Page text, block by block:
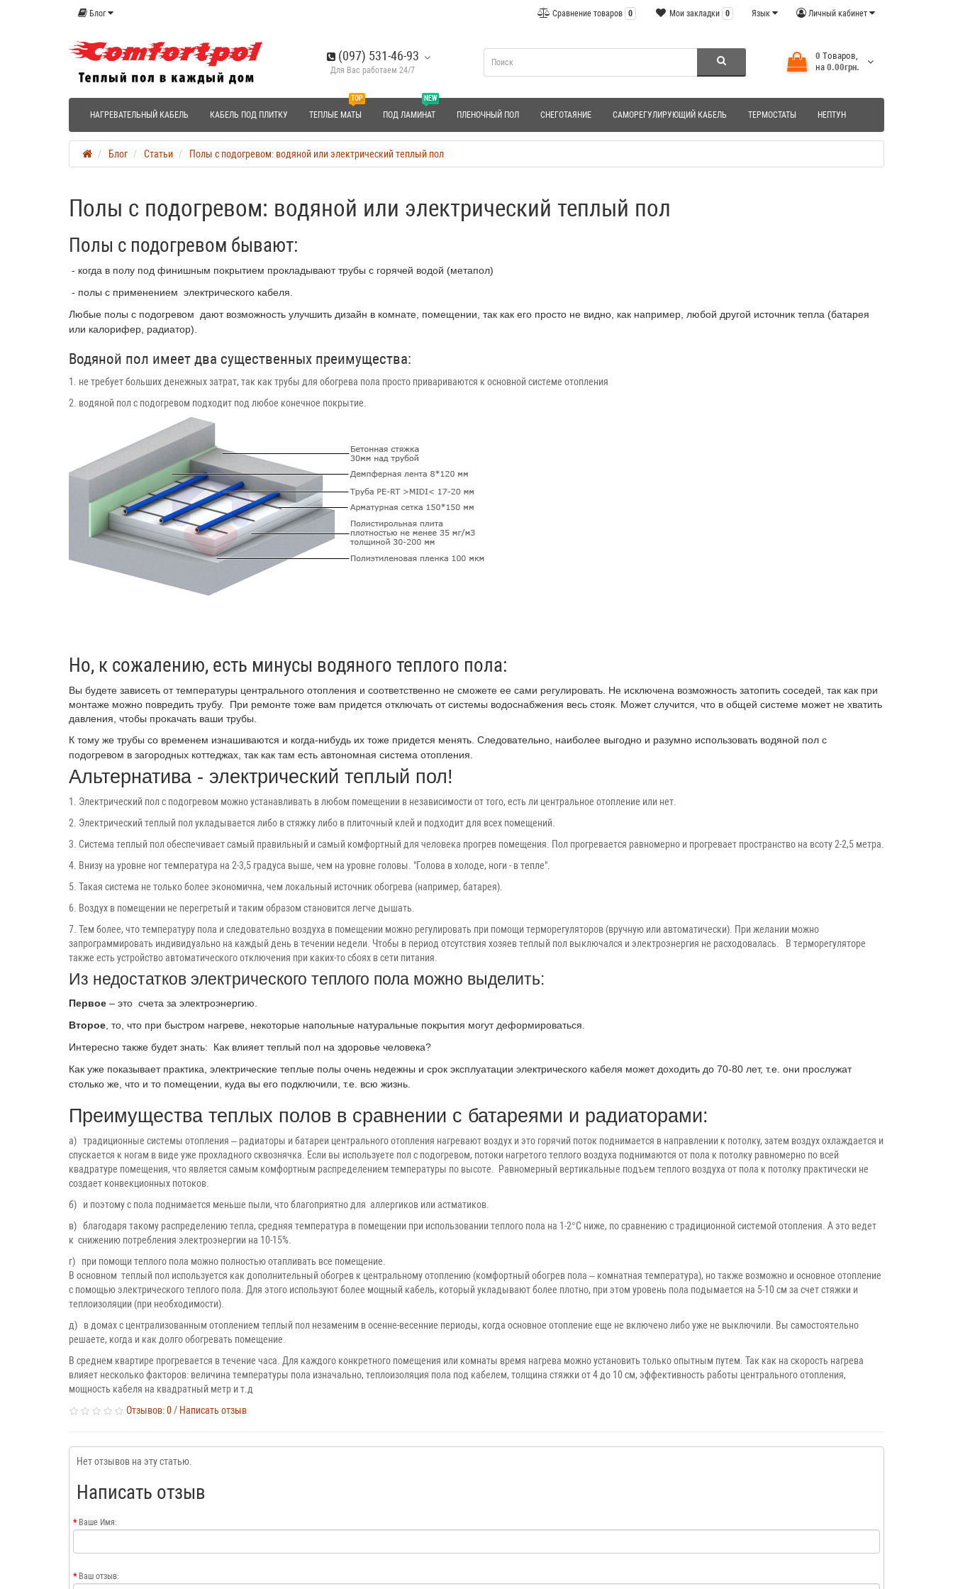
Блог Личный кабинет
Язык
Мои закладки 0
Сравнение товаров 0
(097) 531-46-93
Для Вас работаем 24/7
0 Tоваров,
на 0.00грн.
НАГРЕВАТЕЛЬНЫЙ КАБЕЛЬ КАБЕЛЬ ПОД ПЛИТКУ
TOP
ТЕПЛЫЕ МАТЫ
NEW
ПОД ЛАМИНАТ ПЛЕНОЧНЫЙ ПОЛ СНЕГОТАЯНИЕ САМОРЕГУЛИРУЮЩИЙ КАБЕЛЬ ТЕРМОСТАТЫ НЕПТУН
Блог Статьи Полы с подогревом: водяной или электрический теплый пол
Полы с подогревом: водяной или электрический теплый пол
Полы с подогревом бывают:
- когда в полу под финишным покрытием прокладывают трубы с горячей водой (метапол)
- полы с применением электрического кабеля.
Любые полы с подогревом дают возможность улучшить дизайн в комнате, помещении, так как его просто не видно, как например, любой другой источник тепла (батарея
или калорифер, радиатор).
Водяной пол имеет два существенных преимущества:
1. не требует больших денежных затрат, так как трубы для обогрева пола просто привариваются к основной системе отопления
2. водяной пол с подогревом подходит под любое конечное покрытие.
Но, к сожалению, есть минусы водяного теплого пола:
Вы будете зависеть от температуры центрального отопления и соответственно не сможете ее сами регулировать. Не исключена возможность затопить соседей, так как при
монтаже можно повредить трубу. При ремонте тоже вам придется отключать от системы водоснабжения весь стояк. Может случится, что в общей системе может не хватить
давления, чтобы прокачать ваши трубы.
К тому же трубы со временем изнашиваются и когда-нибудь их тоже придется менять. Следовательно, наиболее выгодно и разумно использовать водяной пол с
подогревом в загородных коттеджах, так как там есть автономная система отопления.
Альтернатива - электрический теплый пол!
1. Электрический пол с подогревом можно устанавливать в любом помещении в независимости от того, есть ли центральное отопление или нет.
2. Электрический теплый пол укладывается либо в стяжку либо в плиточный клей и подходит для всех помещений.
3. Система теплый пол обеспечивает самый правильный и самый комфортный для человека прогрев помещения. Пол прогревается равномерно и прогревает пространство на всоту 2-2,5 метра.
4. Внизу на уровне ног температура на 2-3,5 градуса выше, чем на уровне головы. "Голова в холоде, ноги - в тепле".
5. Такая система не только более экономична, чем локальный источник обогрева (например, батарея).
6. Воздух в помещении не перегретый и таким образом становится легче дышать.
7. Тем более, что температуру пола и следовательно воздуха в помещении можно регулировать при помощи терморегуляторов (вручную или автоматически). При желании можно
запрограммировать индивидуально на каждый день в течении недели. Чтобы в период отсутствия хозяев теплый пол выключался и электроэнергия не расходовалась. В терморегуляторе
также есть устройство автоматического отключения при каких-то сбоях в сети питания.
Из недостатков электрического теплого пола можно выделить:
Первое – это счета за электроэнергию.
Второе, то, что при быстром нагреве, некоторые напольные натуральные покрытия могут деформироваться.
Интересно также будет знать: Как влияет теплый пол на здоровье человека?
Как уже показывает практика, электрические теплые полы очень недежны и срок эксплуатации электрического кабеля может доходить до 70-80 лет, т.е. они прослужат
столько же, что и то помещении, куда вы его подключили, т.е. всю жизнь.
Преимущества теплых полов в сравнении с батареями и радиаторами:
а) традиционные системы отопления – радиаторы и батареи центрального отопления нагревают воздух и это горячий поток поднимается в направлении к потолку, затем воздух охлаждается и
спускается к ногам в виде уже прохладного сквознячка. Если вы используете пол с подогревом, потоки нагретого теплого воздуха поднимаются от пола к потолку равномерно по всей
квадратуре помещения, что является самым комфортным распределением температуры по высоте. Равномерный вертикальные подъем теплого воздуха от пола к потолку практически не
создает конвекционных потоков.
б) и поэтому с пола поднимается меньше пыли, что благоприятно для аллергиков или астматиков.
в) благодаря такому распределению тепла, средняя температура в помещении при использовании теплого пола на 1-2°С ниже, по сравнению с традиционной системой отопления. А это ведет
к снижению потребления электроэнергии на 10-15%.
г) при помощи теплого пола можно полностью отапливать все помещение.
В основном теплый пол используется как дополнительный обогрев к центральному отоплению (комфортный обогрев пола – комнатная температура), но также возможно и основное отопление
с помощью электрического теплого пола. Для этого используют более мощный кабель, который укладывают более плотно, при этом уровень пола подымается на 5-10 см за счет стяжки и
теплоизоляции (при необходимости).
д) в домах с централизованным отоплением теплый пол незаменим в осенне-весенние периоды, когда основное отопление еще не включено либо уже не выключили. Вы самостоятельно
решаете, когда и как долго обогревать помещение.
В среднем квартире прогревается в течение часа. Для каждого конкретного помещения или комнаты время нагрева можно установить только опытным путем. Так как на скорость нагрева
влияет несколько факторов: величина температуры пола изначально, теплоизоляция пола под кабелем, толщина стяжки от 4 до 10 см, эффективность работы центрального отопления,
мощность кабеля на квадратный метр и т.д
Отзывов: 0/ Написать отзыв
Нет отзывов на эту статью.
Написать отзыв
Ваше Имя:
Ваш отзыв: